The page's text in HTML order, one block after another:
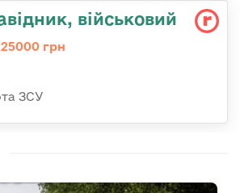
військовий
грн
ЗСУ